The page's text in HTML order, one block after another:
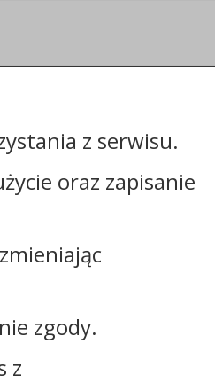
NIP: 5591698086
REGON: 092361539
z serwisu.
oraz zapisanie
zgody.
z